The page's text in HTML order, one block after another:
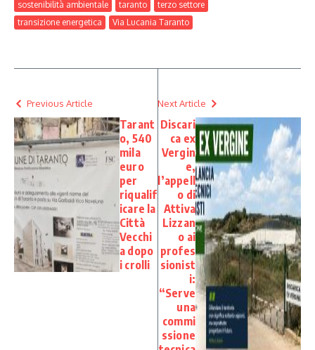
sostenibilità ambientale taranto
terzo settore
transizione energetica
Via Lucania Taranto
Previous Article
Tarant
o, 540
mila
euro
per
riqualif
icare la
Città
Vecchi
a dopo
i crolli
Next Article
Discari
ca ex
Vergin
e,
l’appell
o di
Attiva
Lizzan
o ai
profes
sionist
i:
“Serve
una
commi
ssione